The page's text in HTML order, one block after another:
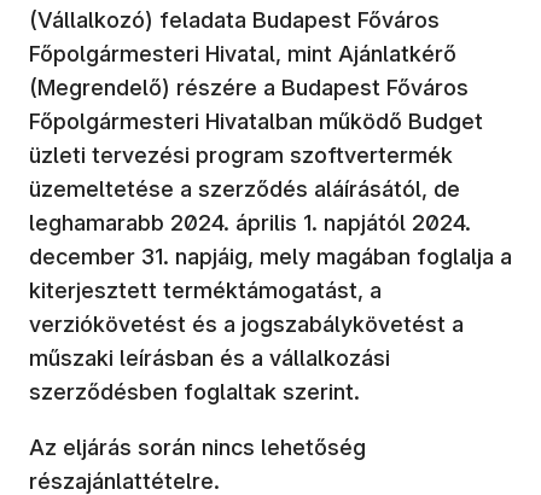
(Vállalkozó) feladata Budapest Főváros
Főpolgármesteri Hivatal, mint Ajánlatkérő
(Megrendelő) részére a Budapest Főváros
Főpolgármesteri Hivatalban működő Budget
üzleti tervezési program szoftvertermék
üzemeltetése a szerződés aláírásától, de
leghamarabb 2024. április 1. napjától 2024.
december 31. napjáig, mely magában foglalja a
kiterjesztett terméktámogatást, a
verziókövetést és a jogszabálykövetést a
műszaki leírásban és a vállalkozási
szerződésben foglaltak szerint.
Az eljárás során nincs lehetőség
részajánlattételre.